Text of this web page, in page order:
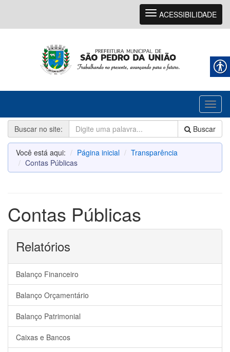
Navegação
ACESSIBILIDADE
Buscar no site:
Buscar
Você está aqui: Página inicial
Transparência
Contas Públicas
Contas Públicas
Relatórios
Balanço Financeiro
Balanço Orçamentário
Balanço Patrimonial
Caixas e Bancos